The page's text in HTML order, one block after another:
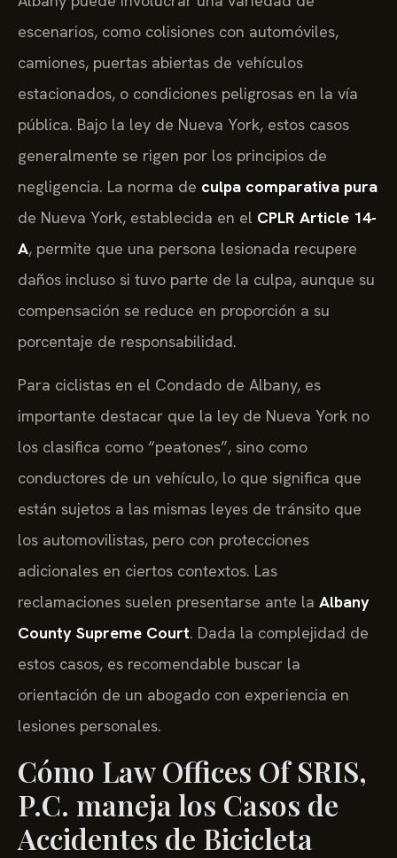
escenarios, como colisiones con automóviles,
camiones, puertas abiertas de vehículos
estacionados, o condiciones peligrosas en la vía
pública. Bajo la ley de Nueva York, estos casos
generalmente se rigen por los principios de
negligencia. La norma de culpa comparativa pura
de Nueva York, establecida en el CPLR Article 14-
A, permite que una persona lesionada recupere
daños incluso si tuvo parte de la culpa, aunque su
compensación se reduce en proporción a su
porcentaje de responsabilidad.
Para ciclistas en el Condado de Albany, es
importante destacar que la ley de Nueva York no
los clasifica como “peatones”, sino como
conductores de un vehículo, lo que significa que
están sujetos a las mismas leyes de tránsito que
los automovilistas, pero con protecciones
adicionales en ciertos contextos. Las
reclamaciones suelen presentarse ante la Albany
County Supreme Court. Dada la complejidad de
estos casos, es recomendable buscar la
orientación de un abogado con experiencia en
lesiones personales.
Cómo Law Offices Of SRIS,
P.C. maneja los Casos de
Accidentes de Bicicleta